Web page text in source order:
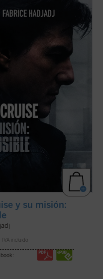
a Tom Cruise más allá del
refleja algo de su época.
hablar de Tom, hablamos
toda la humanidad. Entre
y su misión:
IVA incluido